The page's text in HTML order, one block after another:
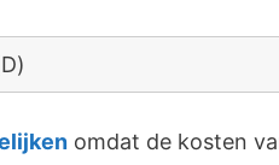
omdat de kosten